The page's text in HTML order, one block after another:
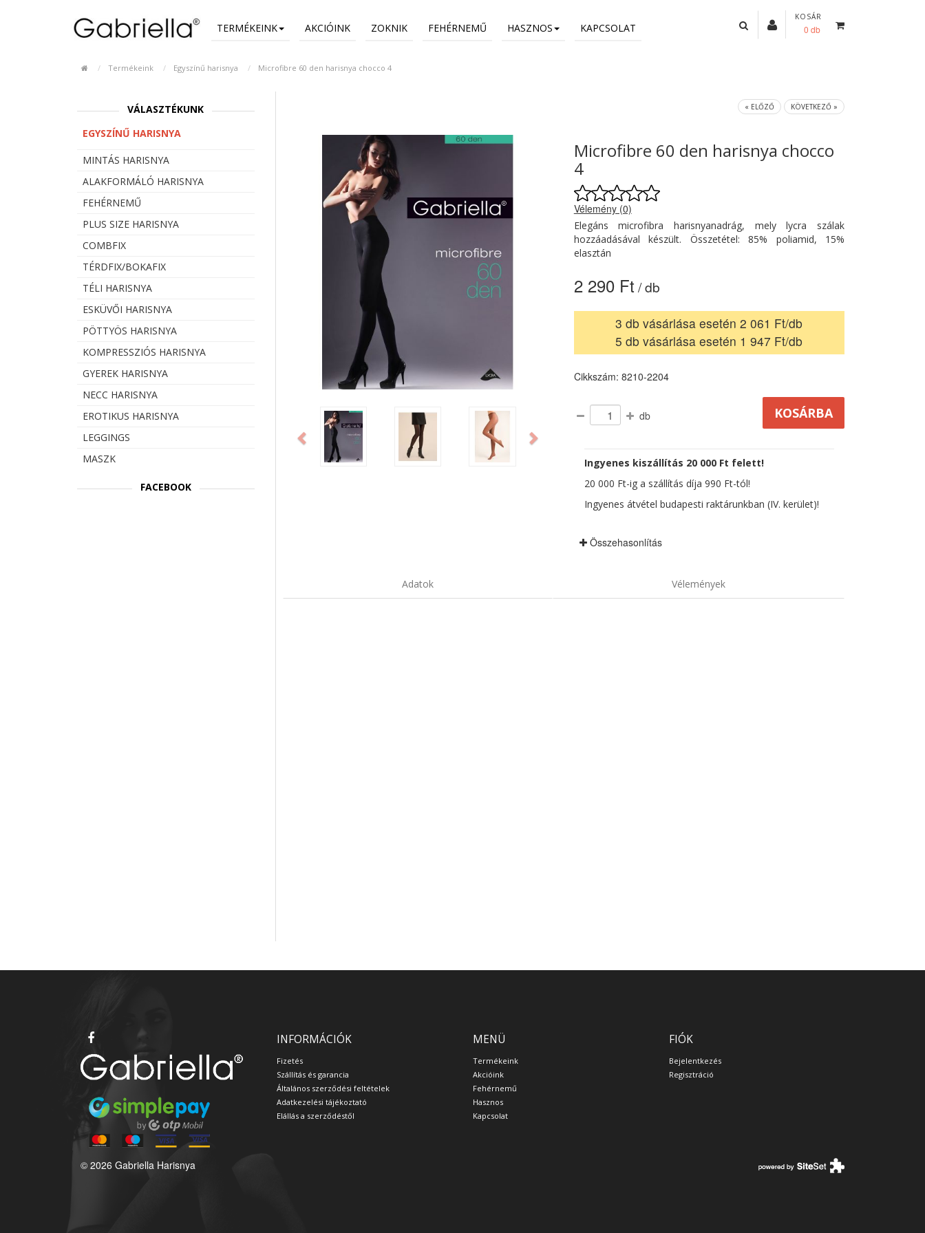
TERMÉKEINK AKCIÓINK ZOKNIK FEHÉRNEMŰ HASZNOS KAPCSOLAT
KOSÁR
0 db
Termékeink Egyszínű harisnya Microfibre 60 den harisnya chocco 4
VÁLASZTÉKUNK
EGYSZÍNŰ HARISNYA
MINTÁS HARISNYA
ALAKFORMÁLÓ HARISNYA
FEHÉRNEMŰ
PLUS SIZE HARISNYA
COMBFIX
TÉRDFIX/BOKAFIX
TÉLI HARISNYA
ESKÜVŐI HARISNYA
PÖTTYÖS HARISNYA
KOMPRESSZIÓS HARISNYA
GYEREK HARISNYA
NECC HARISNYA
EROTIKUS HARISNYA
LEGGINGS
MASZK
FACEBOOK
« ELŐZŐ KÖVETKEZŐ »
Previous Next
Microfibre 60 den harisnya chocco
4
Vélemény (0)
Elegáns microfibra harisnyanadrág, mely lycra szálak
hozzáadásával készült. Összetétel: 85% poliamid, 15%
elasztán
2 290 Ft / db
3 db vásárlása esetén 2 061 Ft/db
5 db vásárlása esetén 1 947 Ft/db
Cikkszám: 8210-2204
db
Ingyenes kiszállítás 20 000 Ft felett!
20 000 Ft-ig a szállítás díja 990 Ft-tól!
Ingyenes átvétel budapesti raktárunkban (IV. kerület)!
Összehasonlítás
Adatok Vélemények
INFORMÁCIÓK
Fizetés
Szállítás és garancia
Általános szerződési feltételek
Adatkezelési tájékoztató
Elállás a szerződéstől
MENÜ
Termékeink
Akcióink
Fehérnemű
Hasznos
Kapcsolat
FIÓK
Bejelentkezés
Regisztráció
© 2026 Gabriella Harisnya